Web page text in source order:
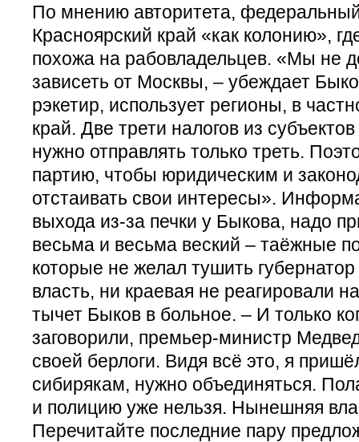
По мнению авторитета,
Красноярский край «как колонию»,
похожа на рабовладельцев. «Мы не
зависеть от Москвы, – убеждает
рэкетир, использует регионы, в
край. Две трети налогов из
нужно отправлять только треть.
партию, чтобы юридическим и
отстаивать свои интересы».
выхода из-за печки у Быкова, надо
весьма и весьма веский – таёжные
которые не желал тушить
власть, ни краевая не реагировали
тычет Быков в больное. – И только
заговорили, премьер-министр
своей берлоги. Видя всё это, я
сибирякам, нужно объединяться.
и полицию уже нельзя. Нынешняя
Перечитайте последние пару